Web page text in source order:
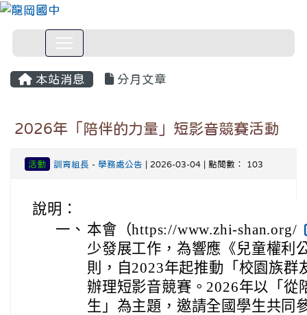
本站消息 分月文章
2026年「陪伴的力量」短影音競賽活動
活動 訓育組長 - 學務處公告 | 2026-03-04 | 點閱數： 103
說明：
一、 本會（https://www.zhi-shan.org/
少發展工作，為響應《兒童權利
則，自2023年起推動「校園族群
辦理短影音競賽。2026年以「從
生」為主題，邀請全國學生共同